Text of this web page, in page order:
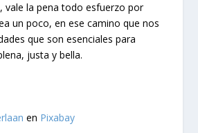
vale la pena todo esfuerzo por
un poco, en ese camino que nos
que son esenciales para
justa y bella.
en Pixabay